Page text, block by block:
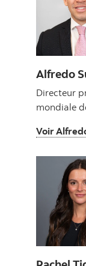
Alfredo
Directeur
mondiale
Voir